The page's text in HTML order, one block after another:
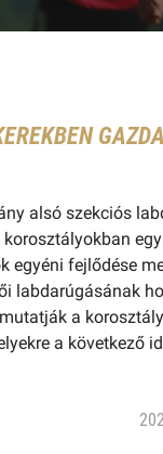
alsó szekciós
egyéni fejlődése
labdarúgásának
a
a következő